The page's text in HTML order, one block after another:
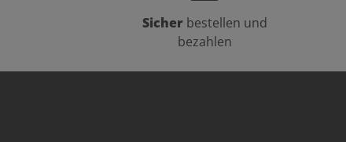
Sicher bestellen und
bezahlen